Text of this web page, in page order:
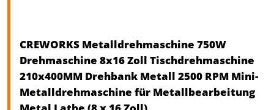
CREWORKS Metalldrehmaschine 750W
Drehmaschine 8x16 Zoll Tischdrehmaschine
210x400MM Drehbank Metall 2500 RPM Mini-
Metalldrehmaschine für Metallbearbeitung